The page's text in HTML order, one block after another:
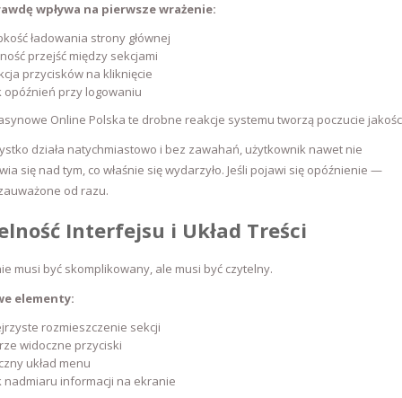
wpływa na pierwsze wrażenie:
ładowania strony głównej
przejść między sekcjami
przycisków na kliknięcie
opóźnień przy logowaniu
Online Polska te drobne reakcje systemu tworzą poczucie
działa natychmiastowo i bez zawahań, użytkownik nawet nie
się nad tym, co właśnie się wydarzyło. Jeśli pojawi się opóźnienie —
od razu.
Interfejsu i Układ Treści
musi być skomplikowany, ale musi być czytelny.
elementy:
rozmieszczenie sekcji
widoczne przyciski
układ menu
nadmiaru informacji na ekranie